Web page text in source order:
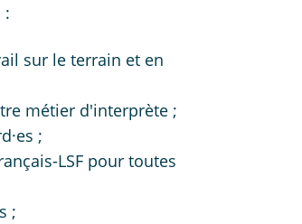
:
sur le terrain et en
métier d'interprète ;
;
LSF pour toutes
;